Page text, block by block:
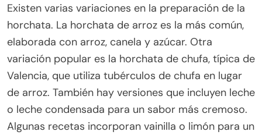
Existen varias variaciones en la preparación de la
horchata. La horchata de arroz es la más común,
elaborada con arroz, canela y azúcar. Otra
variación popular es la horchata de chufa, típica de
Valencia, que utiliza tubérculos de chufa en lugar
de arroz. También hay versiones que incluyen leche
o leche condensada para un sabor más cremoso.
Algunas recetas incorporan vainilla o limón para un